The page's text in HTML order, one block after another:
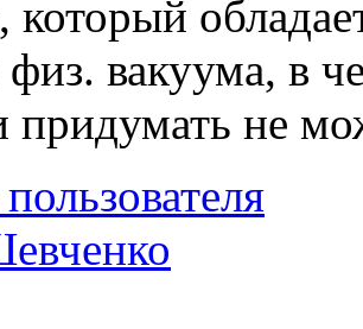
который
физ. вакуума, в
не